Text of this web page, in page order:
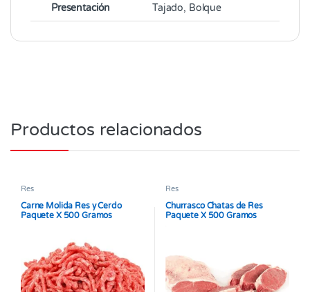
Presentación Tajado, Bolque
Productos relacionados
Res
Carne Molida Res y Cerdo
Paquete X 500 Gramos
Res
Churrasco Chatas de Res
Paquete X 500 Gramos